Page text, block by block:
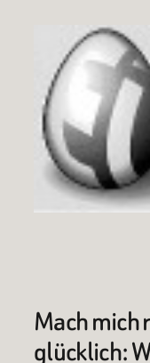
springen
Mach mich
glücklich: